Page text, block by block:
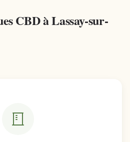
CBD à Lassay-sur-